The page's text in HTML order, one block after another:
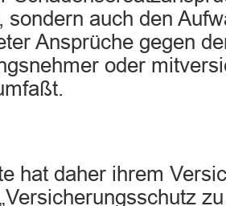
sondern auch den
Ansprüche gegen
oder
hat daher ihrem